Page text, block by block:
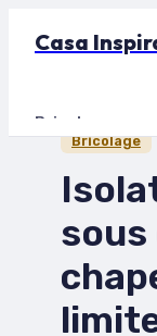
Casa
Bricolage
Bricolage
sous